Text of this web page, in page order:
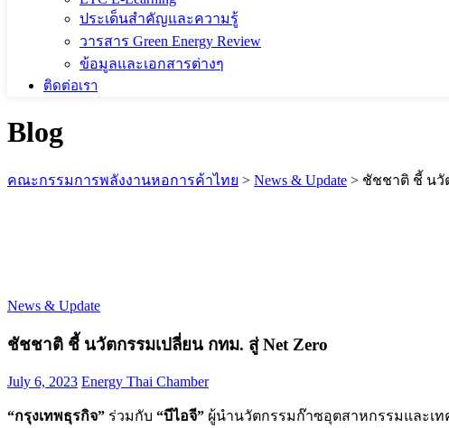
ประเด็นสำคัญและความรู้
วารสาร Green Energy Review
ข้อมูลและเอกสารต่างๆ
ติดต่อเรา
Blog
คณะกรรมการพลังงานหอการค้าไทย > News & Update > ชัชชาติ ชี้ นวั
News & Update
ชัชชาติ ชี้ นวัตกรรมเปลี่ยน กทม. สู่ Net Zero
July 6, 2023 Energy Thai Chamber
“กรุงเทพธุรกิจ” ร่วมกับ “บีไอจี” ผู้นำนวัตกรรมก๊าซอุตสาหกรรมและเทค